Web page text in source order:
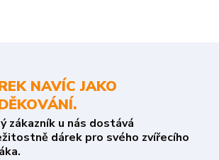
NAVÍC JAKO
zákazník u nás dostává
dárek pro svého zvířecího